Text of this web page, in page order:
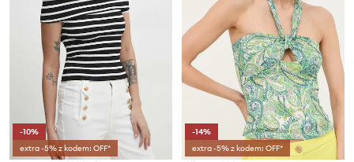
-10%
extra -5% z kodem: OFF*
-14%
extra -5% z kodem: OFF*